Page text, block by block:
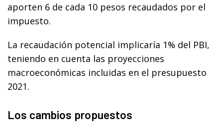
aporten 6 de cada 10 pesos recaudados por el
impuesto.
La recaudación potencial implicaría 1% del PBI,
teniendo en cuenta las proyecciones
macroeconómicas incluidas en el presupuesto
2021.
Los cambios propuestos